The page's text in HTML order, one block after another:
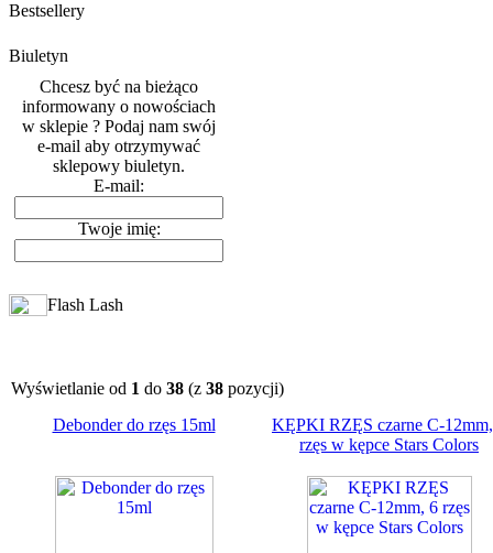
Bestsellery
Biuletyn
Chcesz być na bieżąco
informowany o nowościach
w sklepie ? Podaj nam swój
e-mail aby otrzymywać
sklepowy biuletyn.
E-mail:
Twoje imię:
Flash Lash
Wyświetlanie od 1 do 38 (z 38 pozycji)
Debonder do rzęs 15ml
KĘPKI RZĘS czarne C-
rzęs w kępce Stars Colors